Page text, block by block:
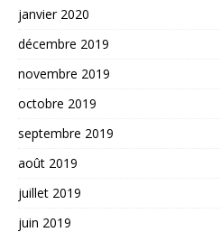
janvier 2020
décembre 2019
novembre 2019
octobre 2019
septembre 2019
août 2019
juillet 2019
juin 2019